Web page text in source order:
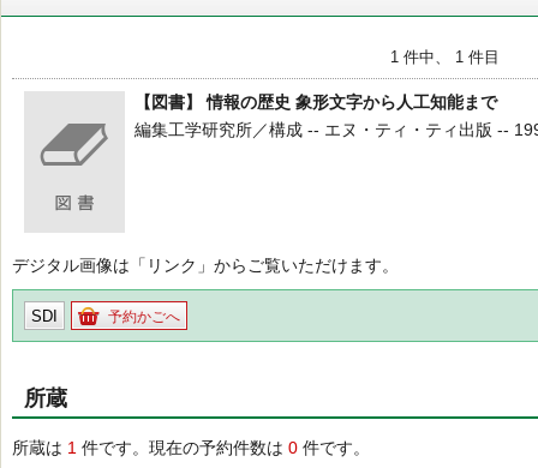
1 件中、 1 件目
【図書】 情報の歴史 象形文字から人工知能まで
編集工学研究所／構成 -- エヌ・ティ・ティ出版 --
デジタル画像は「リンク」からご覧いただけます。
SDI 予約かごへ
所蔵
所蔵は 1 件です。現在の予約件数は 0 件です。